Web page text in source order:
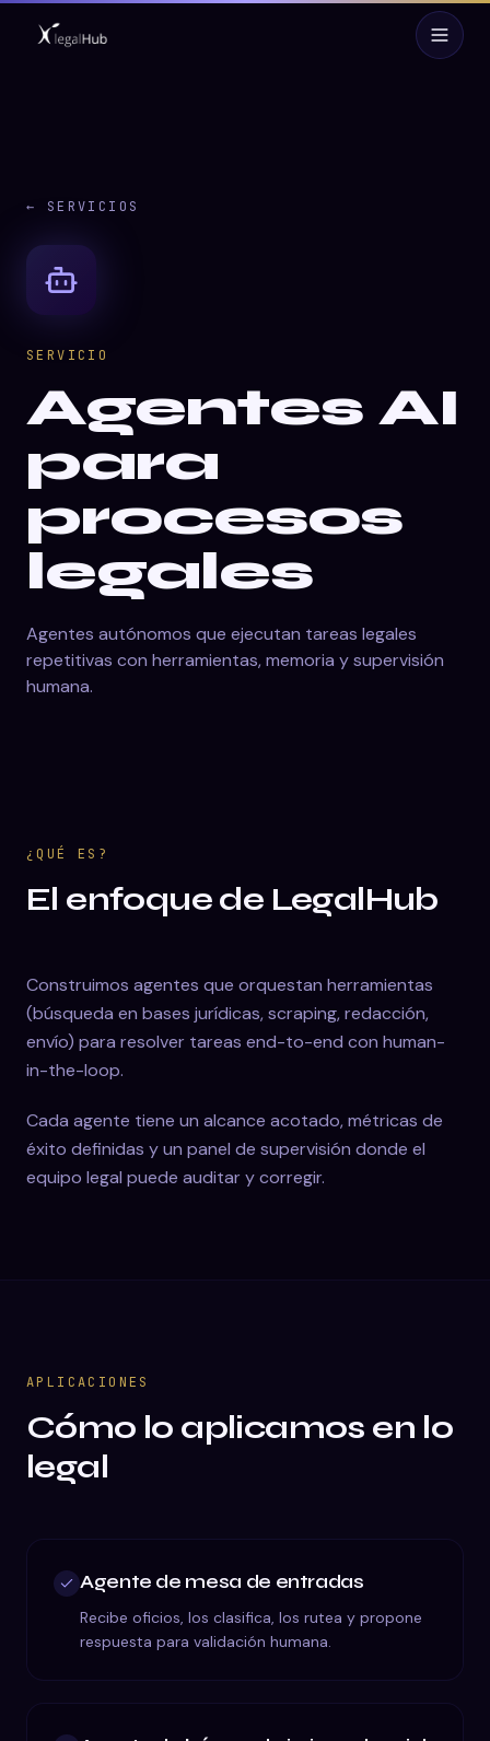
← SERVICIOS
SERVICIO
Agentes AI
para
procesos
legales
Agentes autónomos que ejecutan tareas legales
repetitivas con herramientas, memoria y supervisión
humana.
¿QUÉ ES?
El enfoque de LegalHub
Construimos agentes que orquestan herramientas
(búsqueda en bases jurídicas, scraping, redacción,
envío) para resolver tareas end-to-end con human-
in-the-loop.
Cada agente tiene un alcance acotado, métricas de
éxito definidas y un panel de supervisión donde el
equipo legal puede auditar y corregir.
APLICACIONES
Cómo lo aplicamos en lo
legal
Agente de mesa de entradas
Recibe oficios, los clasifica, los rutea y propone
respuesta para validación humana.